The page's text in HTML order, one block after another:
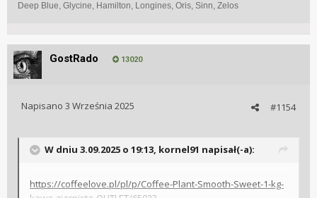
Dziękuję za polecajke. Zapisane. Jak skończę tą co
zamówiłem, to spróbuję Twoich. Zobaczymy, która
podejdzie. Wiadomo kubki smakowe każdy ma inne.
Deep Blue, Glycine, Hamilton, Longines, Oris, Sinn, Zelos
GostRado 13020
#1154
Napisano 3 Września 2025
W dniu 3.09.2025 o 19:13, kornel91 napisał(-a):
https://coffeelove.pl/pl/p/Coffee-Plant-Smooth-Sweet-1-kg-